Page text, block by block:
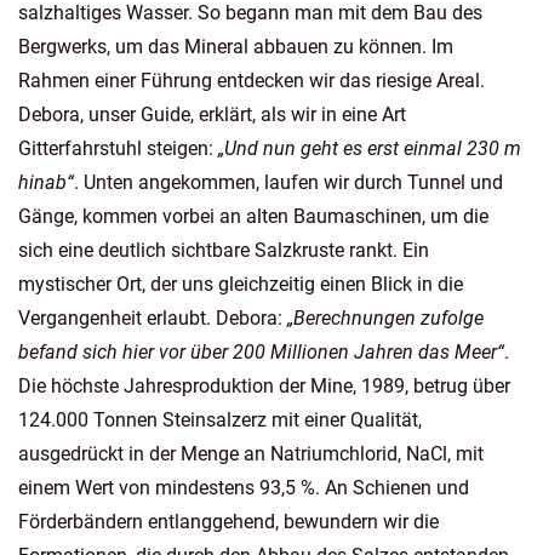
salzhaltiges Wasser. So begann man mit dem Bau des
Bergwerks, um das Mineral abbauen zu können. Im
Rahmen einer Führung entdecken wir das riesige Areal.
Debora, unser Guide, erklärt, als wir in eine Art
Gitterfahrstuhl steigen: „Und nun geht es erst einmal 230 m
hinab“. Unten angekommen, laufen wir durch Tunnel und
Gänge, kommen vorbei an alten Baumaschinen, um die
sich eine deutlich sichtbare Salzkruste rankt. Ein
mystischer Ort, der uns gleichzeitig einen Blick in die
Vergangenheit erlaubt. Debora: „Berechnungen zufolge
befand sich hier vor über 200 Millionen Jahren das Meer“.
Die höchste Jahresproduktion der Mine, 1989, betrug über
124.000 Tonnen Steinsalzerz mit einer Qualität,
ausgedrückt in der Menge an Natriumchlorid, NaCl, mit
einem Wert von mindestens 93,5 %. An Schienen und
Förderbändern entlanggehend, bewundern wir die